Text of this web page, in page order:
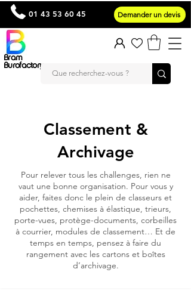
Bram
Burofactory
01 43 53 60 45 Demander un devis
Classement &
Archivage
Pour relever tous les challenges, rien ne
vaut une bonne organisation. Pour vous y
aider, faites donc le plein de classeurs et
pochettes, chemises à élastique, trieurs,
porte-vues, protège-documents, corbeilles
à courrier, modules de classement… Et de
temps en temps, pensez à faire du
rangement avec les cartons et boîtes
d’archivage.